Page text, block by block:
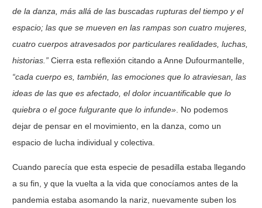
de la danza, más allá de las buscadas rupturas del tiempo y el
espacio; las que se mueven en las rampas son cuatro mujeres,
cuatro cuerpos atravesados por particulares realidades, luchas,
historias.” Cierra esta reflexión citando a Anne Dufourmantelle,
“cada cuerpo es, también, las emociones que lo atraviesan, las
ideas de las que es afectado, eldolor incuantificable que lo
quiebra o el goce fulgurante que lo infunde» . No podemos
dejar de pensar en el movimiento, en la danza, como un
espacio de lucha individual y colectiva.
Cuando parecía que esta especie de pesadilla estaba llegando
a su fin, y que la vuelta a la vida que conocíamos antes de la
pandemia estaba asomando la nariz, nuevamente suben los